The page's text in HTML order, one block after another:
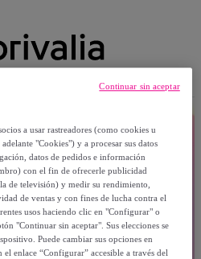
a usar rastreadores (como cookies u
"Cookies") y a procesar sus datos
datos de pedidos e información
con el fin de ofrecerle publicidad
de televisión) y medir su rendimiento,
de ventas y con fines de lucha contra el
usos haciendo clic en "Configurar" o
"Continuar sin aceptar". Sus elecciones se
Puede cambiar sus opciones en
enlace “Configurar” accesible a través del
Continuar sin aceptar